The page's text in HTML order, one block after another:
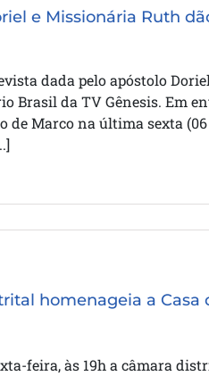
e Missionária Ruth
dada pelo apóstolo
Brasil da TV Gênesis. Em
de Marco na última sexta
homenageia a Casa
feira, às 19h a câmara